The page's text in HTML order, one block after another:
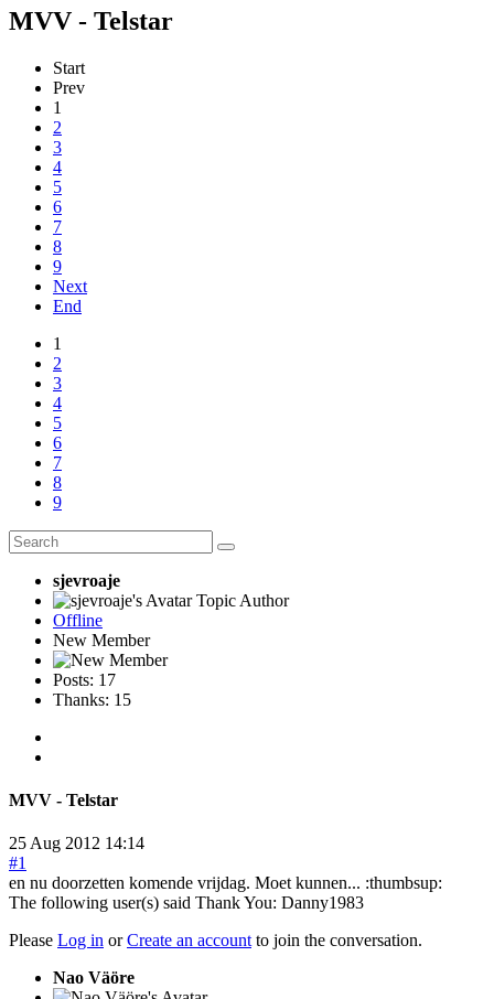
MVV - Telstar
Start
Prev
1
2
3
4
5
6
7
8
9
Next
End
1
2
3
4
5
6
7
8
9
sjevroaje
Topic Author
Offline
New Member
Posts: 17
Thanks: 15
MVV - Telstar
25 Aug 2012 14:14
#1
en nu doorzetten komende vrijdag. Moet kunnen... :thumbsup:
The following user(s) said Thank You: Danny1983
Please Log in orCreate an account to join the conversation.
Nao Väöre